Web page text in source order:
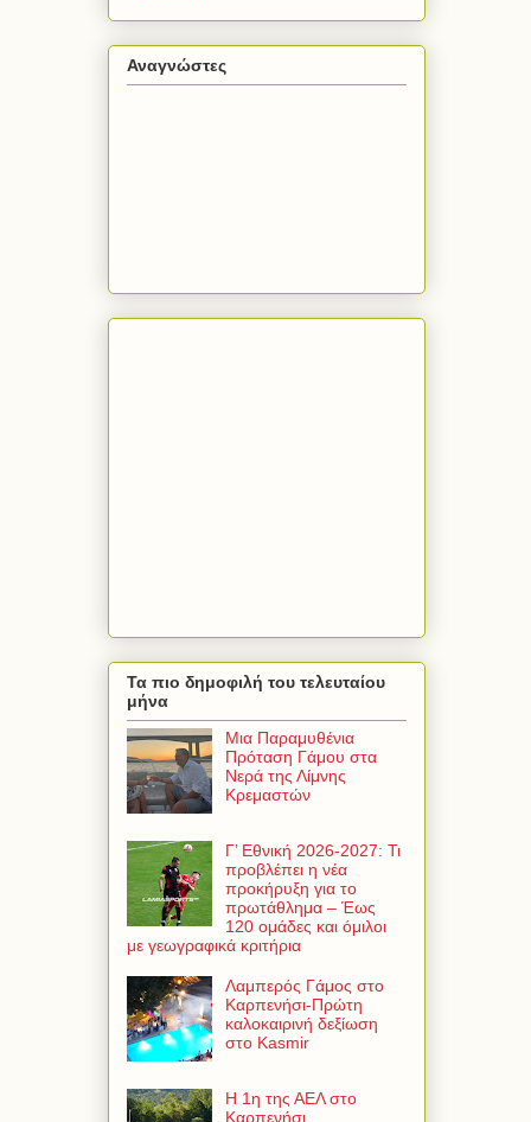
Αναγνώστες
Τα πιο δημοφιλή του τελευταίου
μήνα
Μια Παραμυθένια
Πρόταση Γάμου στα
Νερά της Λίμνης
Κρεμαστών
Γ’ Εθνική 2026-2027: Τι
προβλέπει η νέα
προκήρυξη για το
πρωτάθλημα – Έως
120 ομάδες και όμιλοι
με γεωγραφικά κριτήρια
Λαμπερός Γάμος στο
Καρπενήσι-Πρώτη
καλοκαιρινή δεξίωση
στο Kasmir
Η 1η της ΑΕΛ στο
Καρπενήσι